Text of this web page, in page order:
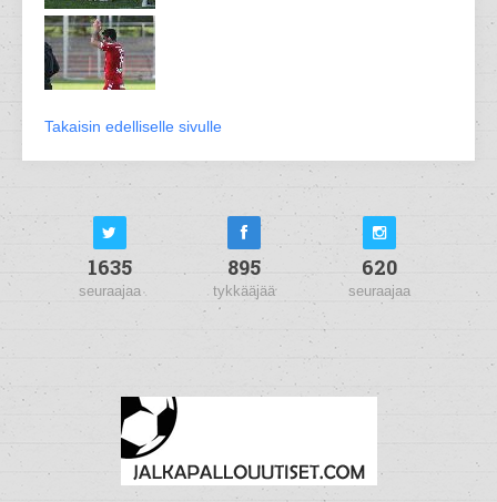
Takaisin edelliselle sivulle
1635
seuraajaa
895
tykkääjää
620
seuraajaa